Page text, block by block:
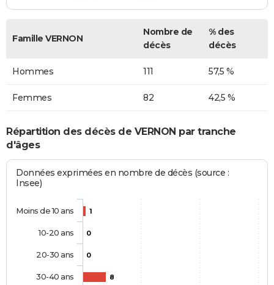
Famille VERNON
Nombre de
décès
% des
décès
Hommes 111 57,5 %
Femmes 82 42,5 %
Répartition des décès de VERNON par tranche
d'âges
Données exprimées en nombre de décès (source :
Insee)
1
0
0
8
Moins de 10 ans
10-20 ans
20-30 ans
30-40 ans